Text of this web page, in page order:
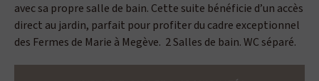
avec sa propre salle de bain. Cette suite bénéficie d’un accès
direct au jardin, parfait pour profiter du cadre exceptionnel
des Fermes de Marie à Megève. 2 Salles de bain. WC séparé.